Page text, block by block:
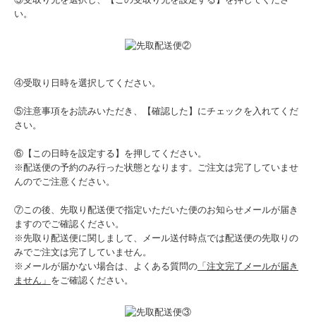
い。
④受取り日時を選択してください。
⑤注意事項をお読みいただき、【確認した】にチェックを入れてくだ
さい。
⑥【この日時を設定する】を押してください。
※配送便の予約のみ行った状態となります。ご注文は完了していませ
んのでご注意ください。
⑦この後、先取り配送便で指定いただいた便のお知らせメールが届き
ますのでご確認ください。
※先取り配送便に関しまして、メール送付時点では配送便の先取りの
みでご注文は完了していません。
※メールが届かない場合は、よくある質問の 「注文完了メールが届き
ません」 をご確認ください。